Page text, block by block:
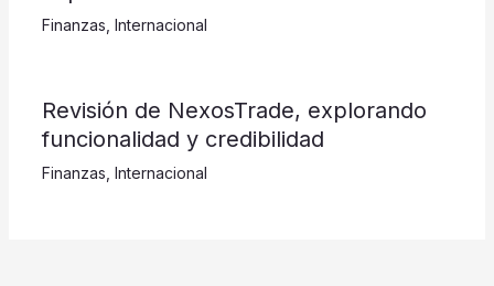
Finanzas Internacional
Revisión de NexosTrade, explorando
funcionalidad y credibilidad
Finanzas Internacional